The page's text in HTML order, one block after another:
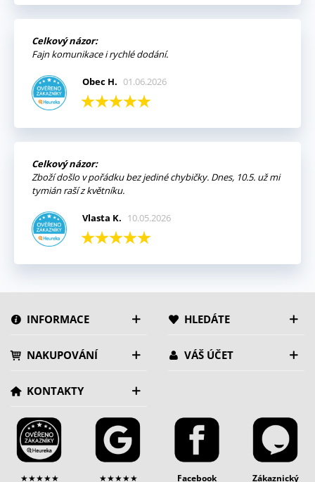
Celkový názor:
Fajn komunikace i rychlé dodání.
Obec H. 01.06.2026
Celkový názor:
Zboží došlo v pořádku bez jediné chybičky. Dnes, 10.5. už mi
tymián raší z květníku.
Vlasta K. 10.05.2026
INFORMACE HLEDÁTE
NAKUPOVÁNÍ VÁŠ ÚČET
KONTAKTY
★★★★★ ★★★★★ Facebook Zákaznický